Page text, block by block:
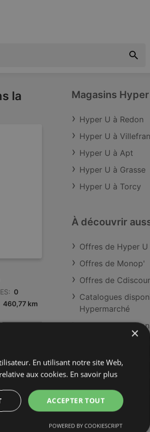
la
0
460,77 km
469,93 km
Magasins Hyper
Hyper U à Redon
Hyper U à
Hyper U à Apt
Hyper U à Grasse
Hyper U à Torcy
À découvrir
Offres de Hyper U
Offres de Monop'
Offres de
Catalogues
Hypermarché
Catalogues
Catalogues
Catalogues
Catalogues
Magasins Hyper
Brieuc
×
En utilisant notre site Web,
aux cookies. En savoir plus
ACCEPTER TOUT
POWERED BY COOKIESCRIPT